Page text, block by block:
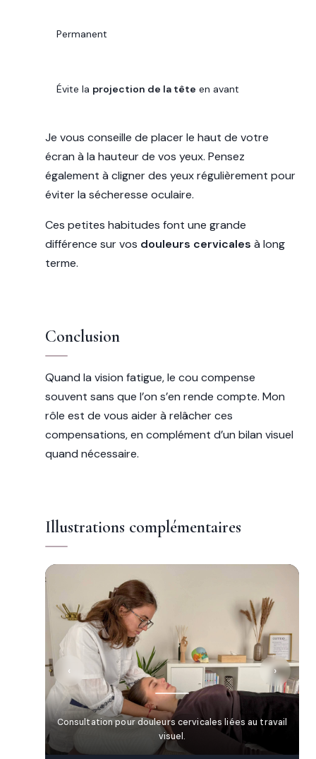
Permanent
Évite la projection de la tête en avant
Je vous conseille de placer le haut de votre
écran à la hauteur de vos yeux. Pensez
également à cligner des yeux régulièrement pour
éviter la sécheresse oculaire.
Ces petites habitudes font une grande
différence sur vos douleurs cervicales à long
terme.
Conclusion
Quand la vision fatigue, le cou compense
souvent sans que l’on s’en rende compte. Mon
rôle est de vous aider à relâcher ces
compensations, en complément d’un bilan visuel
quand nécessaire.
Illustrations complémentaires
Consultation pour douleurs cervicales liées au travail
visuel.
‹ ›